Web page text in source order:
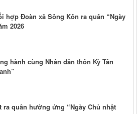
hợp Đoàn xã Sông Kôn ra quân “Ngày
2026
hành cùng Nhân dân thôn Kỳ Tân
ra quân hưởng ứng “Ngày Chủ nhật